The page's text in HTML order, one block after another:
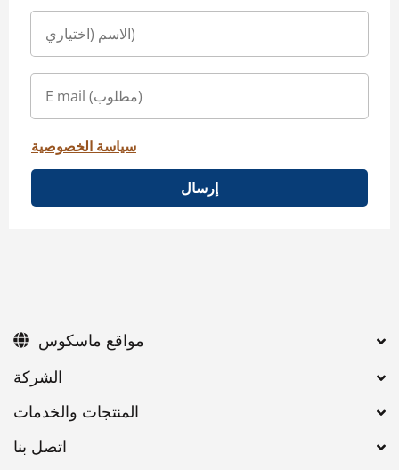
سياسة الخصوصية
إرسال
اتصل بنا
مواقع ماسكوس